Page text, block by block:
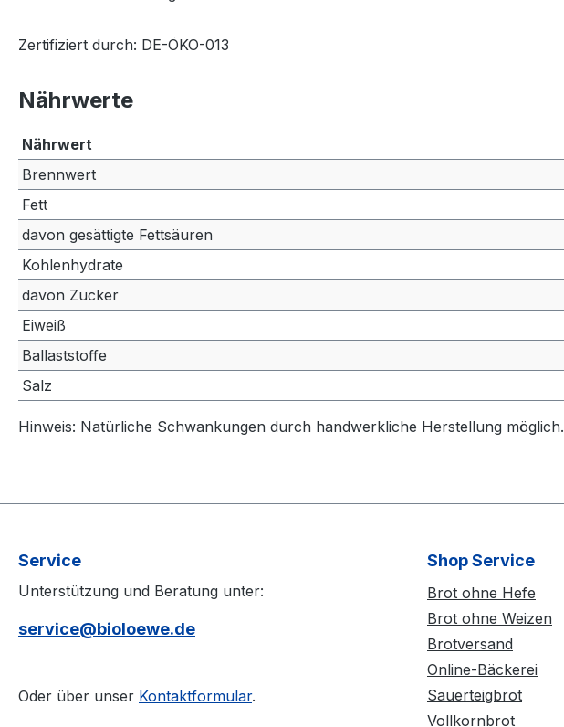
Zertifiziert durch: DE-ÖKO-013
Nährwerte
Nährwert
Brennwert
Fett
davon gesättigte Fettsäuren
Kohlenhydrate
davon Zucker
Eiweiß
Ballaststoffe
Salz
Hinweis: Natürliche Schwankungen durch handwerkliche Herstellung möglich.
Service
Unterstützung und Beratung unter:
service@bioloewe.de
Oder über unser Kontaktformular.
Shop Service
Brot ohne Hefe
Brot ohne Weizen
Brotversand
Online-Bäckerei
Sauerteigbrot
Vollkornbrot